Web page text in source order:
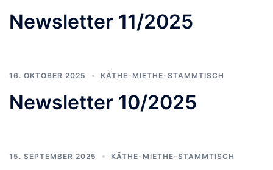
Newsletter 11/2025
16. OKTOBER 2025 KÄTHE-MIETHE-STAMMTISCH
Newsletter 10/2025
15. SEPTEMBER 2025 KÄTHE-MIETHE-STAMMTISCH